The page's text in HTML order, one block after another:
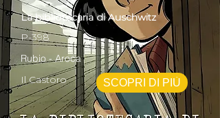
La bibliotecaria di Auschwitz
P-398
Rubio - Aroca
Il Castoro
SCOPRI DI PIÙ